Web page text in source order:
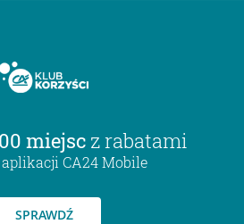
miejsc z rabatami
CA24 Mobile
SPRAWDŹ